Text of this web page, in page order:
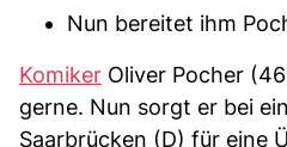
Nun bereitet ihm
Komiker Oliver Pocher
gerne. Nun sorgt er bei
Saarbrücken (D) für eine